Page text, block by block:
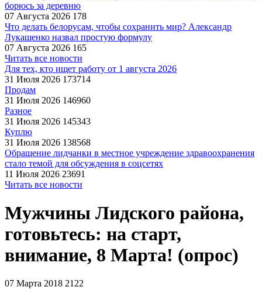
борюсь за деревню
07 Августа 2026 178
Что делать белорусам, чтобы сохранить мир? Александр
Лукашенко назвал простую формулу
07 Августа 2026 165
Читать все новости
Для тех, кто ищет работу от 1 августа 2026
31 Июля 2026 173714
Продам
31 Июля 2026 146960
Разное
31 Июля 2026 145343
Куплю
31 Июля 2026 138568
Обращение лидчанки в местное учреждение здравоохранения
стало темой для обсуждения в соцсетях
11 Июля 2026 23691
Читать все новости
Мужчины Лидского района,
готовьтесь: на старт,
внимание, 8 Марта! (опрос)
07 Марта 2018 2122